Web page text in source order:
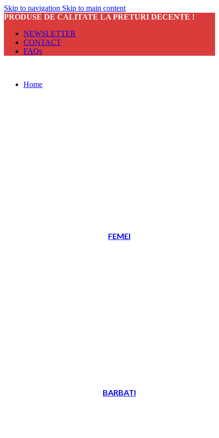
Skip to navigation Skip to main content
PRODUSE DE CALITATE LA PRETURI DECENTE !
NEWSLETTER
CONTACT
FAQs
Home
FEMEI
BARBATI